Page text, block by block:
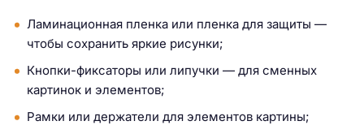
Ламинационная пленка или пленка для защиты —
чтобы сохранить яркие рисунки;
Кнопки-фиксаторы или липучки — для сменных
картинок и элементов;
Рамки или держатели для элементов картины;